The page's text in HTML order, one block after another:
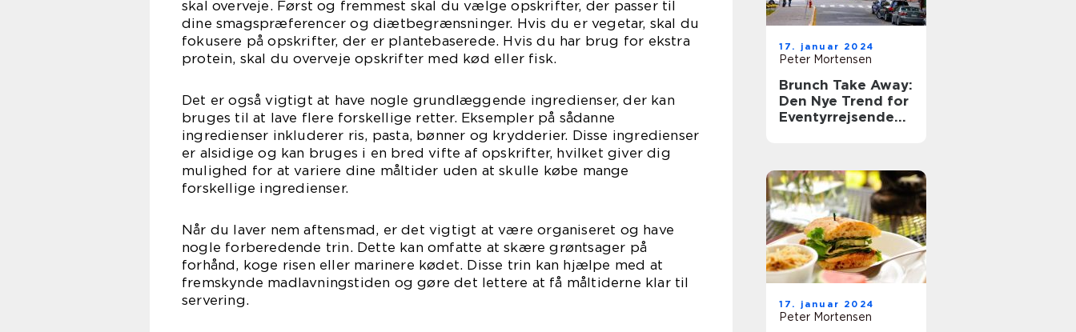
skal overveje. Først og fremmest skal du vælge opskrifter, der passer til
dine smagspræferencer og diætbegrænsninger. Hvis du er vegetar, skal du
fokusere på opskrifter, der er plantebaserede. Hvis du har brug for ekstra
protein, skal du overveje opskrifter med kød eller fisk.
Det er også vigtigt at have nogle grundlæggende ingredienser, der kan
bruges til at lave flere forskellige retter. Eksempler på sådanne
ingredienser inkluderer ris, pasta, bønner og krydderier. Disse ingredienser
er alsidige og kan bruges i en bred vifte af opskrifter, hvilket giver dig
mulighed for at variere dine måltider uden at skulle købe mange
forskellige ingredienser.
Når du laver nem aftensmad, er det vigtigt at være organiseret og have
nogle forberedende trin. Dette kan omfatte at skære grøntsager på
forhånd, koge risen eller marinere kødet. Disse trin kan hjælpe med at
fremskynde madlavningstiden og gøre det lettere at få måltiderne klar til
servering.
17. januar 2024
Peter Mortensen
Brunch Take Away:
Den Nye Trend for
Eventyrrejsende
17. januar 2024
Peter Mortensen